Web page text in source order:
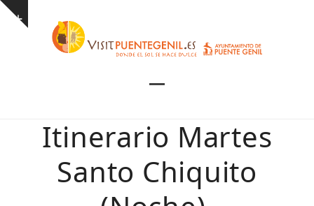
Skip
Show
mobile
menu
mobile
menu
Itinerario Martes
Santo Chiquito